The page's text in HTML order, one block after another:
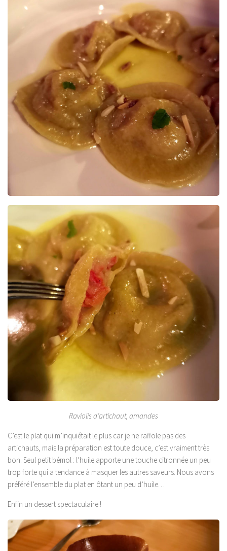
Raviolis d’artichaut, amandes
C’est le plat qui m’inquiétait le plus car je ne raffole pas des
artichauts, mais la préparation est toute douce, c’est vraiment très
bon. Seul petit bémol : l’huile apporte une touche citronnée un peu
trop forte qui a tendance à masquer les autres saveurs. Nous avons
préféré l’ensemble du plat en ôtant un peu d’huile…
Enfin un dessert spectaculaire !